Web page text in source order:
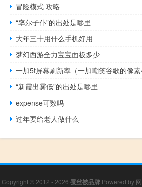
冒险模式 攻略
“率尔子仆”的出处是哪里
大年三十用什么手机好用
梦幻西游全力宝宝面板多少
一加5t屏幕刷新率（一加嘲笑谷歌的像素
“新霞出雾低”的出处是哪里
expense可数吗
过年要给老人做什么
Copyright © 2012 - 2026 蚕丝被品牌 Powered by